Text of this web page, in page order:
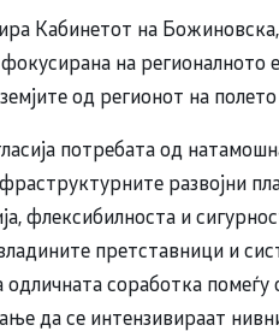
Кабинетот на Божиновска,
на регионалното
од регионот на
потребата од
развојни
флексибилноста и
претставници и
соработка помеѓу
да се интензивираат